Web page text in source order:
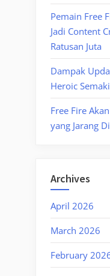
Pemain Free
Jadi Content
Ratusan Juta
Dampak
Heroic
Free Fire
yang Jarang
Archives
April 2026
March 2026
February